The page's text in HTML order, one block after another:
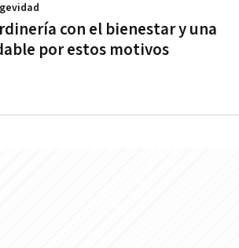
con el bienestar y una
por estos motivos